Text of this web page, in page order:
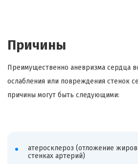
Причины
Преимущественно аневризма сердца
ослабления или повреждения стенок
причины могут быть следующими:
атеросклероз (отложение
стенках артерий)